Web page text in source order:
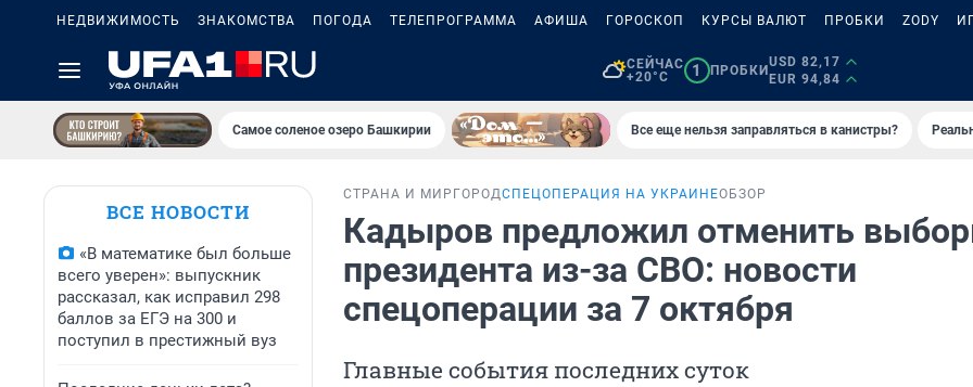
НЕДВИЖИМОСТЬ ЗНАКОМСТВА ПОГОДА ТЕЛЕПРОГРАММА АФИША ГОРОСКОП КУРСЫ ВАЛЮТ ПРОБКИ ZODY
СЕЙЧАС
+20°C
1 ПРОБКИ
USD 82,17
EUR 94,84
Самое соленое озеро Башкирии Все еще нельзя заправляться в канистры?
ВСЕ НОВОСТИ
«В математике был больше
всего уверен»: выпускник
рассказал, как исправил 298
баллов за ЕГЭ на 300 и
поступил в престижный вуз
СТРАНА И МИР ГОРОДСПЕЦОПЕРАЦИЯ НА УКРАИНЕОБЗОР
Кадыров предложил отменить
президента из-за СВО: новости
спецоперации за 7 октября
Главные события последних суток